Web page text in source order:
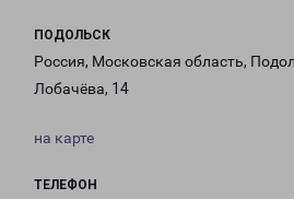
ПОДОЛЬСК
Россия, Московская область,
Лобачёва, 14
на карте
ТЕЛЕФОН